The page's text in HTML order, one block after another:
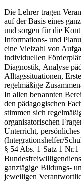
Die Lehrer tragen
auf der Basis eines
und sorgen für die
Informations- und
eine Vielzahl von
individuellen
Diagnostik, Analyse
Alltagssituationen,
regelmäßige
In allen benannten
den pädagogischen
stimmen sich
organisatorischen
Unterricht,
(Integrationshelfer/
§ 54 Abs. 1 Satz 1
ganztägige Bildungs-
jeweiligen